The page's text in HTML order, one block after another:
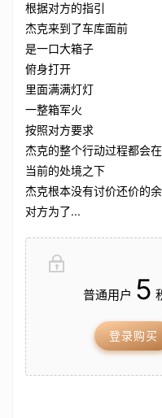
根据对方的指引
杰克来到了车库面前
是一口大箱子
俯身打开
里面满满灯灯
一整箱军火
按照对方要求
杰克的整个行动过程都会
当前的处境之下
杰克根本没有讨价还价的
对方为了...
普通用户 5
登录购买